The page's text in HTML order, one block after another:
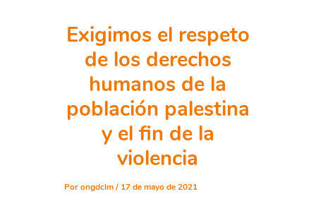
Exigimos el respeto
de los derechos
humanos de la
población palestina
y el fin de la
violencia
Porongdclm/ 17 de mayo de 2021